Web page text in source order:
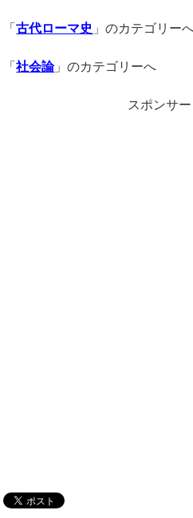
「古代ローマ史 」のカテゴリー
「社会論」のカテゴリーへ
スポンサ